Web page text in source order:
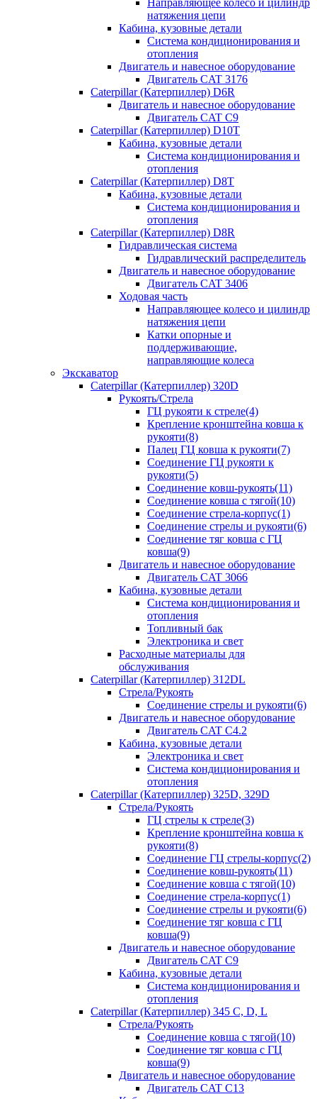
Направляющее колесо и цилиндр
натяжения цепи
Кабина, кузовные детали
Система кондиционирования и
отопления
Двигатель и навесное оборудование
Двигатель CAT 3176
Caterpillar (Катерпиллер) D6R
Двигатель и навесное оборудование
Двигатель CAT C9
Caterpillar (Катерпиллер) D10T
Кабина, кузовные детали
Система кондиционирования и
отопления
Caterpillar (Катерпиллер) D8T
Кабина, кузовные детали
Система кондиционирования и
отопления
Caterpillar (Катерпиллер) D8R
Гидравлическая система
Гидравлический распределитель
Двигатель и навесное оборудование
Двигатель CAT 3406
Ходовая часть
Направляющее колесо и цилиндр
натяжения цепи
Катки опорные и
поддерживающие,
направляющие колеса
Экскаватор
Caterpillar (Катерпиллер) 320D
Рукоять/Стрела
ГЦ рукояти к стреле(4)
Крепление кронштейна ковша к
рукояти(8)
Палец ГЦ ковша к рукояти(7)
Соединение ГЦ рукояти к
рукояти(5)
Соединение ковш-рукоять(11)
Соединение ковша с тягой(10)
Соединение стрела-корпус(1)
Соединение стрелы и рукояти(6)
Соединение тяг ковша с ГЦ
ковша(9)
Двигатель и навесное оборудование
Двигатель CAT 3066
Кабина, кузовные детали
Система кондиционирования и
отопления
Топливный бак
Электроника и свет
Расходные материалы для
обслуживания
Caterpillar (Катерпиллер) 312DL
Стрела/Рукоять
Соединение стрелы и рукояти(6)
Двигатель и навесное оборудование
Двигатель CAT С4.2
Кабина, кузовные детали
Электроника и свет
Система кондиционирования и
отопления
Caterpillar (Катерпиллер) 325D, 329D
Стрела/Рукоять
ГЦ стрелы к стреле(3)
Крепление кронштейна ковша к
рукояти(8)
Соединение ГЦ стрелы-корпус(2)
Соединение ковш-рукоять(11)
Соединение ковша с тягой(10)
Соединение стрела-корпус(1)
Соединение стрелы и рукояти(6)
Соединение тяг ковша с ГЦ
ковша(9)
Двигатель и навесное оборудование
Двигатель CAT C9
Кабина, кузовные детали
Система кондиционирования и
отопления
Caterpillar (Катерпиллер) 345 C, D, L
Стрела/Рукоять
Соединение ковша с тягой(10)
Соединение тяг ковша с ГЦ
ковша(9)
Двигатель и навесное оборудование
Двигатель CAT C13